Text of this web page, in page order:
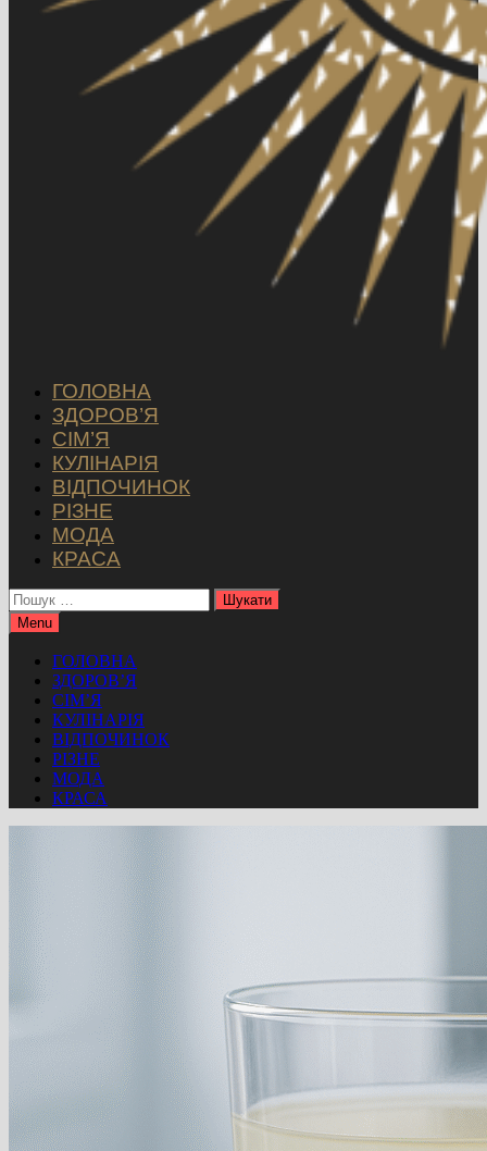
ГОЛОВНА
ЗДОРОВ’Я
СІМ’Я
КУЛІНАРІЯ
ВІДПОЧИНОК
РІЗНЕ
МОДА
КРАСА
Пошук:
Menu
ГОЛОВНА
ЗДОРОВ’Я
СІМ’Я
КУЛІНАРІЯ
ВІДПОЧИНОК
РІЗНЕ
МОДА
КРАСА